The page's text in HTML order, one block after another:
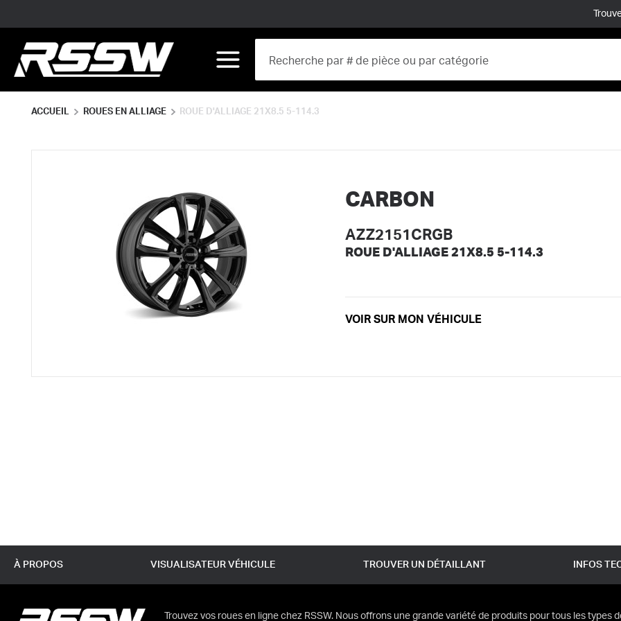
ACCUEIL ROUES EN ALLIAGE ROUE D'ALLIAGE 21X8.5 5-114.3
CARBON
AZZ2151CRGB
ROUE D'ALLIAGE 21X8.5 5-114.3
VOIR SUR MON VÉHICULE
À PROPOS VISUALISATEUR VÉHICULE TROUVER UN DÉTAILLANT INFOS
Trouvez vos roues en ligne chez RSSW. Nous offrons une grande variété de produits pour tous les